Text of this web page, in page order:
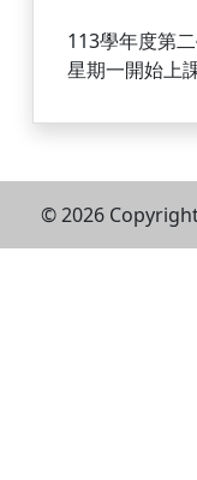
113學年度第
星期一開始上課
© 2026